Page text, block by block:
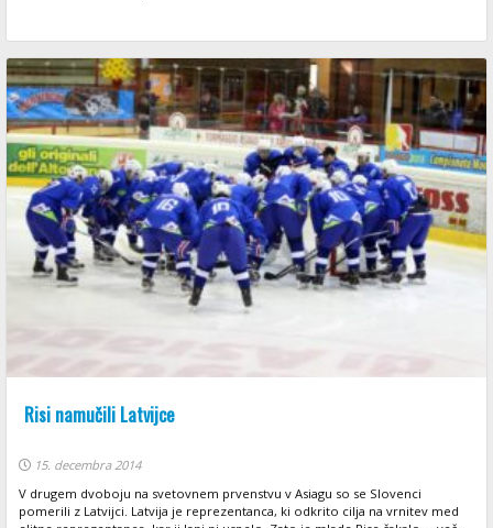
Risi namučili Latvijce
15. decembra 2014
V drugem dvoboju na svetovnem prvenstvu v Asiagu so se Slovenci
pomerili z Latvijci. Latvija je reprezentanca, ki odkrito cilja na vrnitev med